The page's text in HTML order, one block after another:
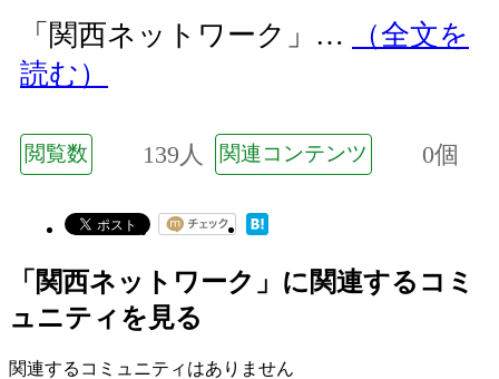
「関西ネットワーク」…
（全文を
読む）
閲覧数 139人 関連コンテンツ 0個
「関西ネットワーク」に関連するコミ
ュニティを見る
関連するコミュニティはありません